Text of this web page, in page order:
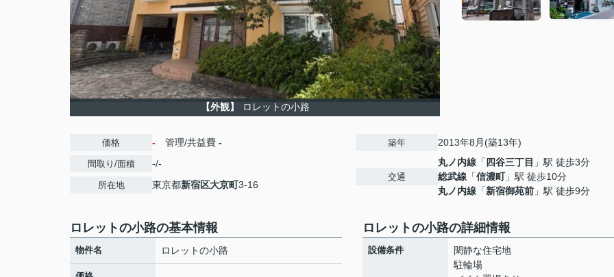
【外観】 ロレットの小路
価格 - 管理/共益費 -
間取り/面積 -/-
所在地 東京都新宿区大京町3-16
築年 2013年8月(築13年)
交通
丸ノ内線 「 四谷三丁目 」駅 徒歩3分
総武線 「信濃町」駅 徒歩10分
丸ノ内線 「新宿御苑前 」駅 徒歩9分
ロレットの小路の基本情報
物件名 ロレットの小路
ロレットの小路の詳細情報
設備条件
閑静な住宅地
駐輪場